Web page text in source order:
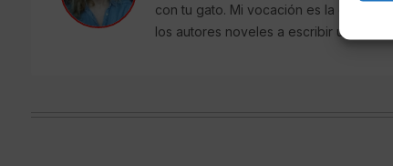
con tu gato. Mi vocación es la
los autores noveles a escribir un libro